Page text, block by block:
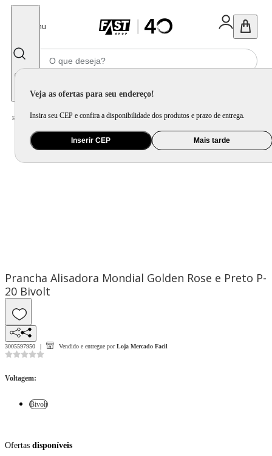
Menu
Veja as ofertas para seu endereço!
Insira seu CEP e confira a disponibilidade dos produtos e prazo de entrega.
Inserir CEP Mais tarde
Home Saúde e Beleza / Cuidado Pessoal / Chapinha e Prancha / Prancha Alisadora Mondial Golden Rose e Preto P-20
Prancha Alisadora Mondial Golden Rose e Preto P-
20 Bivolt
3005597950 Vendido e entregue por Loja Mercado Facil
Voltagem:
Bivolt
Ofertas disponíveis